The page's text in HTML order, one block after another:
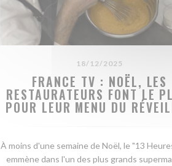
18/12/2025
FRANCE TV : NOËL, LES
RESTAURATEURS FONT LE
POUR LEUR MENU DU
À moins d'une semaine de Noël, le "13
emmène dans l'un des plus grands